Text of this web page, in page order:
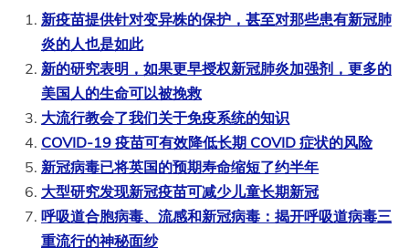
新疫苗提供针对变异株的保护，甚至对那些患有新冠肺
炎的人也是如此
新的研究表明，如果更早授权新冠肺炎加强剂，更多的
美国人的生命可以被挽救
大流行教会了我们关于免疫系统的知识
COVID-19 疫苗可有效降低长期 COVID 症状的风险
新冠病毒已将英国的预期寿命缩短了约半年
大型研究发现新冠疫苗可减少儿童长期新冠
呼吸道合胞病毒、流感和新冠病毒：揭开呼吸道病毒三
重流行的神秘面纱